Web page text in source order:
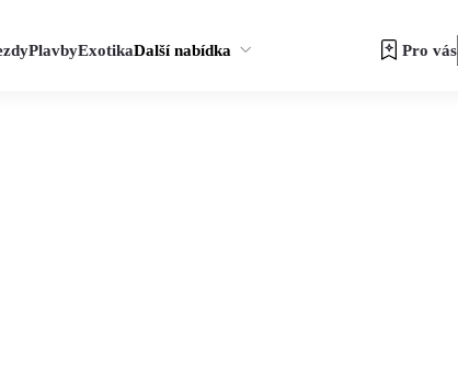
PlavbyExotikaDalší nabídka Pro vás